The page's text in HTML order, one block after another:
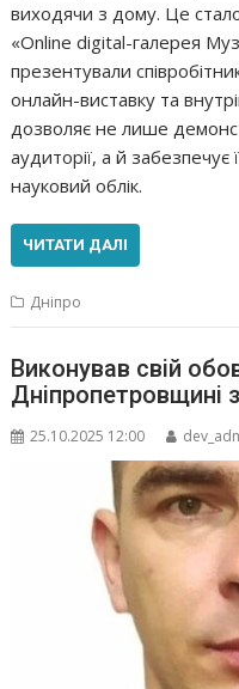
виходячи з дому. Це
«Online digital-галерея
презентували
онлайн-виставку та
дозволяє не лише
аудиторії, а й
науковий облік.
ЧИТАТИ ДАЛІ
Дніпро
Виконував свій
Дніпропетровщині
25.10.2025 12:00